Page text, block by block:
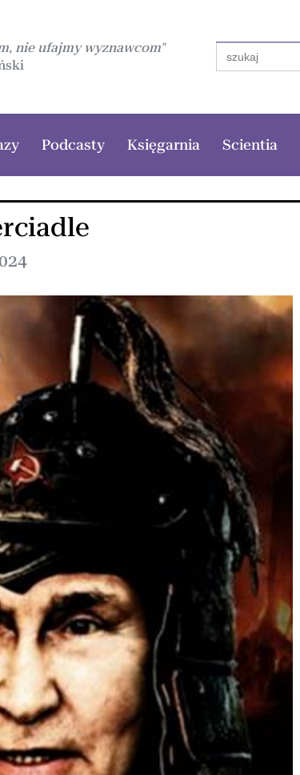
nie ufajmy wyznawcom"
Search
for:
Podcasty Księgarnia Scientia